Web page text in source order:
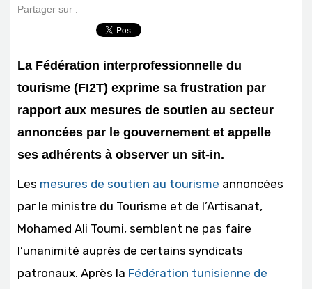
Partager sur :
La Fédération interprofessionnelle du
tourisme (FI2T) exprime sa frustration par
rapport aux mesures de soutien au secteur
annoncées par le gouvernement et appelle
ses adhérents à observer un sit-in.
Les mesures de soutien au tourisme annoncées
par le ministre du Tourisme et de l’Artisanat,
Mohamed Ali Toumi, semblent ne pas faire
l’unanimité auprès de certains syndicats
patronaux. Après la Fédération tunisienne de